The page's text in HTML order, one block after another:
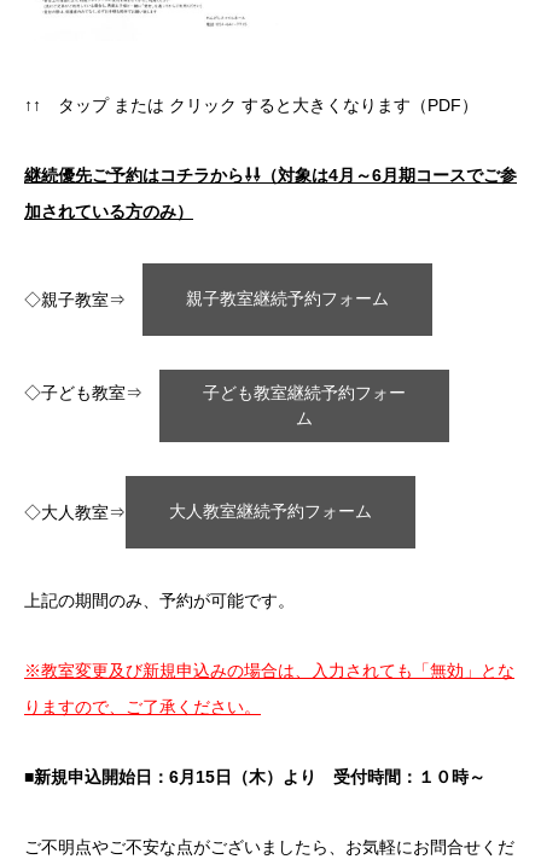
↑↑ タップ または クリック すると大きくなります（PDF）
継続優先ご予約はコチラから⇩⇩（対象は4月～6月期コースでご参
加されている方のみ）
◇親子教室⇒ 親子教室継続予約フォーム
◇子ども教室⇒
子ども教室継続予約フォー
ム
◇大人教室⇒ 大人教室継続予約フォーム
上記の期間のみ、予約が可能です。
※教室変更及び新規申込みの場合は、入力されても「無効」とな
りますので、ご了承ください。
■新規申込開始日 ：6月15日（木）より 受付時間：１０時～
ご不明点やご不安な点がございましたら、お気軽にお問合せくだ